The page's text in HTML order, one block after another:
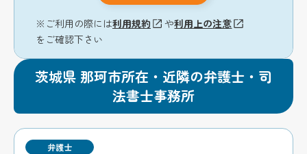
※ご利用の際には利用規約 や利用上の注意
をご確認下さい
茨城県 那珂市所在・近隣の弁護士・司
法書士事務所
弁護士